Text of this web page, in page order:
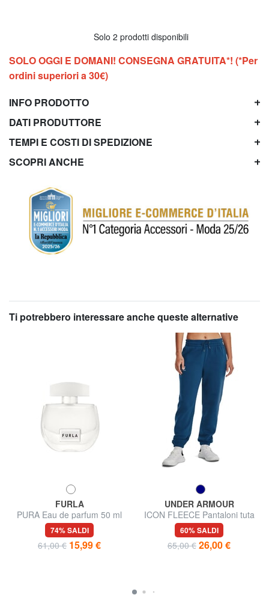
Solo 2 prodotti disponibili
SOLO OGGI E DOMANI! CONSEGNA GRATUITA*! (*Per
ordini superiori a 30€)
INFO PRODOTTO
DATI PRODUTTORE
TEMPI E COSTI DI SPEDIZIONE
SCOPRI ANCHE
Ti potrebbero interessare anche queste alternative
FURLA
PURA Eau de parfum 50 ml
74% SALDI
61,00 € 15,99 €
UNDER ARMOUR
ICON FLEECE Pantaloni tuta
60% SALDI
65,00 € 26,00 €